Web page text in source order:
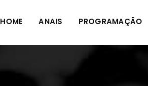
HOME ANAIS PROGRAMAÇÃO